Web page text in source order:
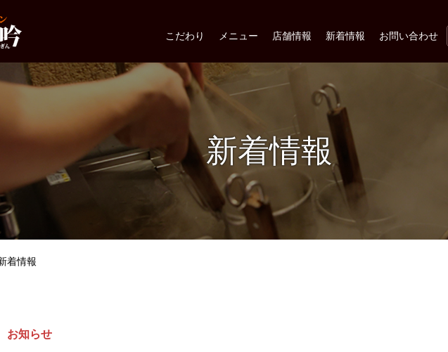
こだわり メニュー 店舗情報 新着情報 お問い合わせ
新着情報
着情報
お知らせ